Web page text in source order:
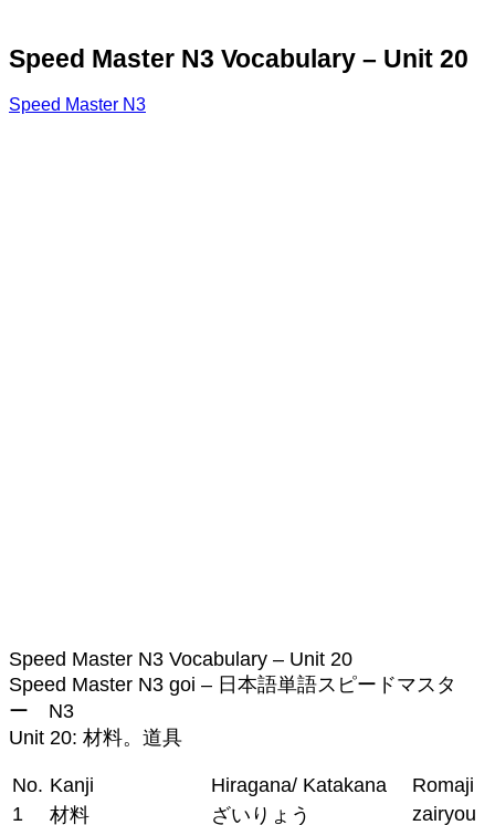
Speed Master N3 Vocabulary – Unit 20
Speed Master N3
Speed Master N3 Vocabulary – Unit 20
Speed Master N3 goi – 日本語単語スピードマスタ
ー N3
Unit 20: 材料。道具
No. Kanji Hiragana/ Katakana
Romaji
1
材料 ざいりょう
zairyou